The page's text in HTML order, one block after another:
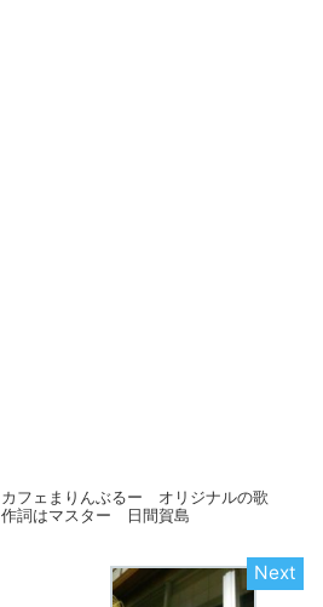
カフェまりんぶるー オリジナルの歌
作詞はマスター 日間賀島